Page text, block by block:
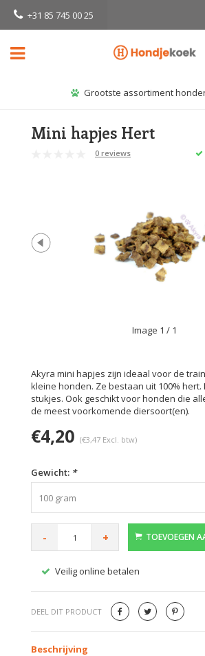
+31 85 745 00 25
Grootste assortiment
Mini hapjes Hert
0 reviews
Image 1 / 1
Akyra mini hapjes zijn ideaal voor de
kleine honden. Ze bestaan uit 100% hert.
stukjes. Ook geschikt voor honden die
de meest voorkomende diersoort(en).
€4,20 (€3,47 Excl. btw)
Gewicht: *
100 gram
- + TOEVOEGEN
Veilig online betalen
DEEL DIT PRODUCT
Beschrijving